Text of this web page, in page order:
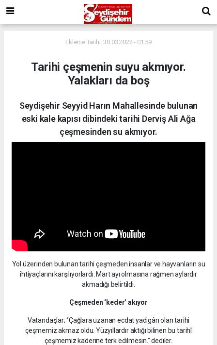
Ekleme Tarihi: 30.03.2022 - 01:59
Tarihi çeşmenin suyu akmıyor.
Yalakları da boş
Seydişehir Seyyid Harın Mahallesinde bulunan
eski kale kapısı dibindeki tarihi Derviş Ali Ağa
çeşmesinden su akmıyor.
Yol üzerinden bulunan tarihi çeşmeden insanlar ve hayvanların su
ihtiyaçlarını karşılıyorlardı. Mart ayı olmasına rağmen aylardır
akmadığı belirtildi.
Çeşmeden ‘keder’ akıyor
Vatandaşlar; ‘’Çağlara uzanan ecdat yadigârı olan tarihi
çeşmemiz akmaz oldu. Yüzyıllardır aktığı bilinen bu tarihî
çeşmemiz kaderine terk edilmesin.’’ dediler.